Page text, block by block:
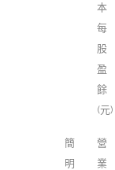
本
每
股
盈
餘
(元)
簡
明
營
業